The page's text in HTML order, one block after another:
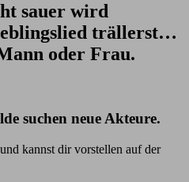
sauer wird
trällerst…
oder Frau.
suchen neue Akteure.
kannst dir vorstellen auf der